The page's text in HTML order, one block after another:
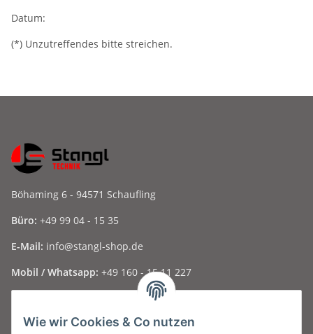
Wie wir Cookies & Co nutzen
Datum:
(*) Unzutreffendes bitte streichen.
Böhaming 6 - 94571 Schaufling
Büro: +49 99 04 - 15 35
E-Mail: info@stangl-shop.de
Mobil / Whatsapp: +49 160 - 15 11 227